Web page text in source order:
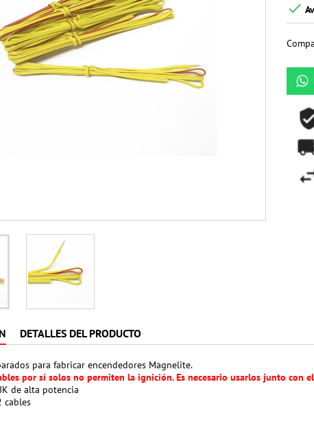

DETALLES DEL PRODUCTO
para fabricar encendedores Magnelite.
por sí solos no permiten la ignición. Es necesario usarlos junto con
de alta potencia
cables